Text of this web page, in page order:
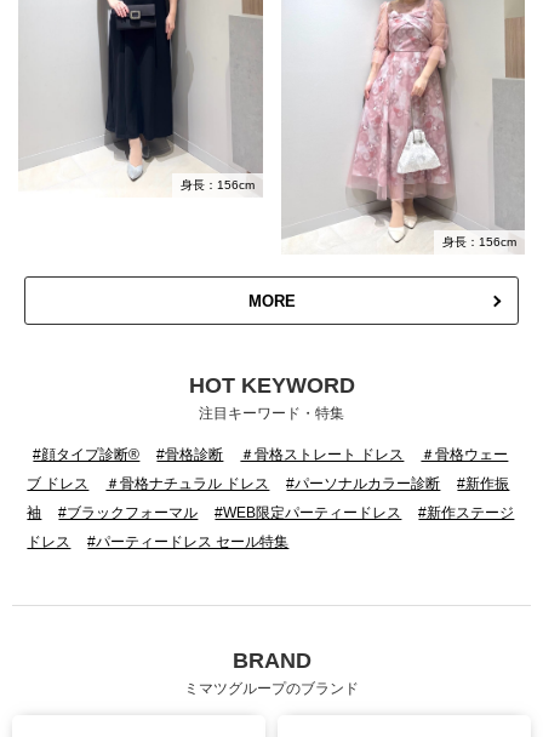
身長：156cm
身長：156cm
MORE
HOT KEYWORD
注目キーワード・特集
#顔タイプ診断® #骨格診断 ＃骨格ストレート ドレス
＃骨格ウェー
ブ ドレス
＃骨格ナチュラル ドレス #パーソナルカラー診断
#新作振
袖
#ブラックフォーマル #WEB限定パーティードレス
#新作ステージ
ドレス
#パーティードレス セール特集
BRAND
ミマツグループのブランド